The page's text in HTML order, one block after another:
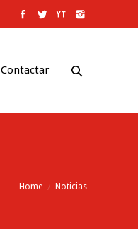
Contactar
Home Noticias